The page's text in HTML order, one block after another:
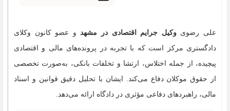
علی رضوی وکیل جرایم اقتصادی در مشهدو عضو کانون وکلای
دادگستری مرکز است که با تجربه در پرونده‌های مالی و اقتصادی
پیچیده، از جمله اختلاس، ارتشا و تخلفات بانکی، به‌صورت تخصصی
از حقوق موکلان دفاع می‌کند. ایشان با تحلیل دقیق قوانین و اسناد
مالی، راهبردهای دفاعی مؤثری در دادگاه ارائه می‌دهد.